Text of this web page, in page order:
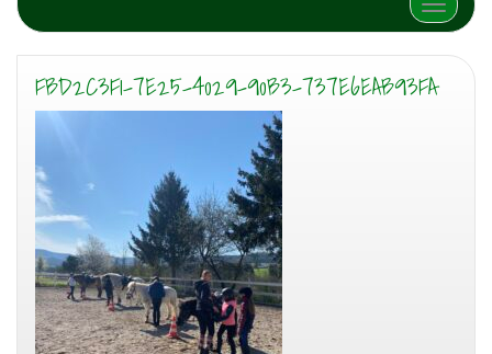
Schalte
FBD2C3F1-7E25-4029-90B3-737E6EAB93FA